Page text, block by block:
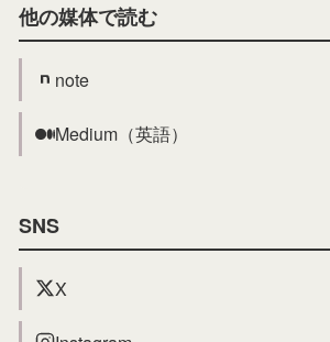
他の媒体で読む
note
Medium（英語）
SNS
X